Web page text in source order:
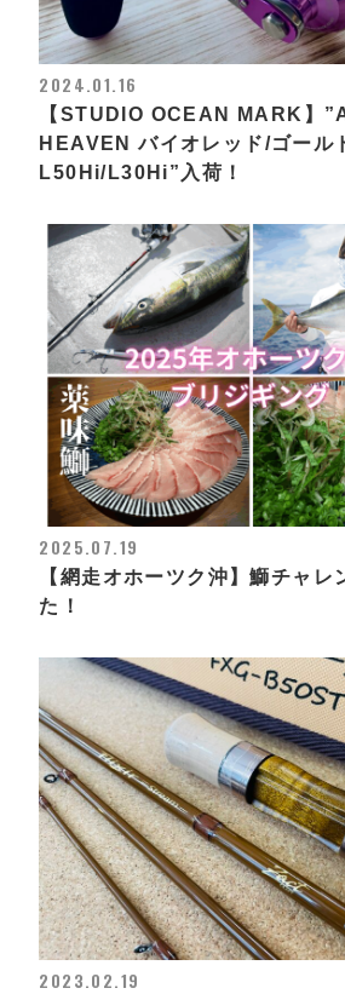
2024.01.16
【STUDIO OCEAN MARK】
HEAVEN バイオレッド/ゴール
L50Hi/L30Hi”入荷！
2025.07.19
【網走オホーツク沖】鰤チャレ
た！
2023.02.19